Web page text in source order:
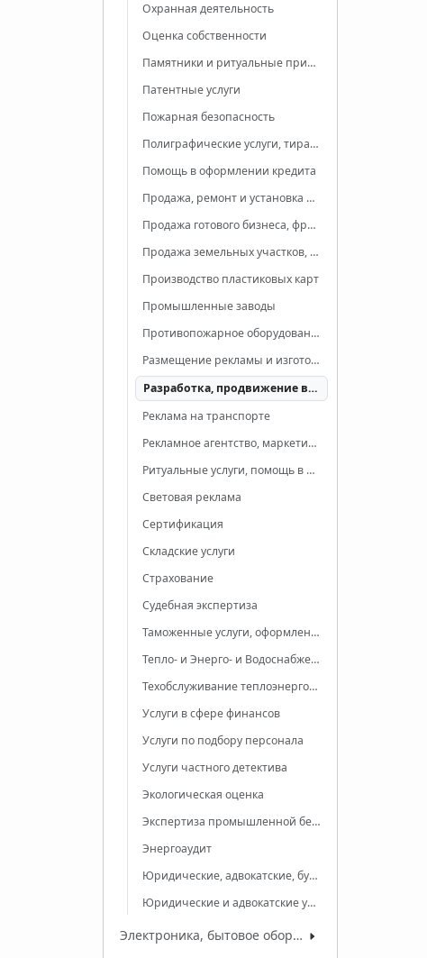
Охранная деятельность
Оценка собственности
Памятники и ритуальные принадлежности
Патентные услуги
Пожарная безопасность
Полиграфические услуги, тиражирование
Помощь в оформлении кредита
Продажа, ремонт и установка домофонов
Продажа готового бизнеса, франшиз
Продажа земельных участков, малоэтажных домов
Производство пластиковых карт
Промышленные заводы
Противопожарное оборудование
Размещение рекламы и изготовление рекламных конструкций
Разработка, продвижение веб-сайтов, веб-дизайн
Реклама на транспорте
Рекламное агентство, маркетинг, PR
Ритуальные услуги, помощь в организации похорон
Световая реклама
Сертификация
Складские услуги
Страхование
Судебная экспертиза
Таможенные услуги, оформление
Тепло- и Энерго- и Водоснабжение
Техобслуживание теплоэнергосетей
Услуги в сфере финансов
Услуги по подбору персонала
Услуги частного детектива
Экологическая оценка
Экспертиза промышленной безопасности
Энергоаудит
Юридические, адвокатские, бухгалтерские услуги
Юридические и адвокатские услуги
Электроника, бытовое оборудование